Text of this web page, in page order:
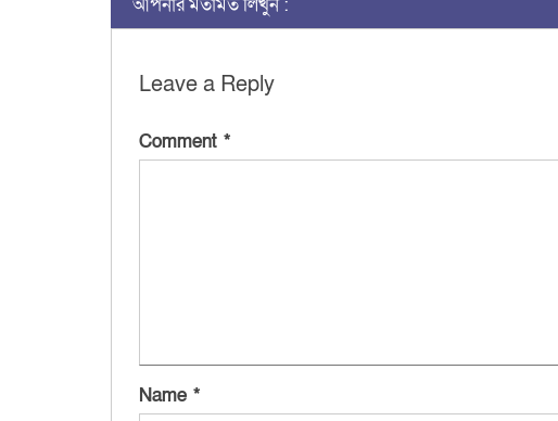
আপনার মতামত লিখুন :
Leave a Reply
Comment *
Name *